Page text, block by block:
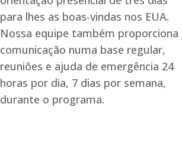
para lhes as boas-vindas nos EUA.
Nossa equipe também proporciona
comunicação numa base regular,
reuniões e ajuda de emergência 24
horas por dia, 7 dias por semana,
durante o programa.